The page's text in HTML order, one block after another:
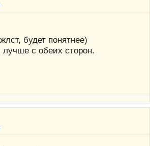
будет понятнее)
с обеих сторон.